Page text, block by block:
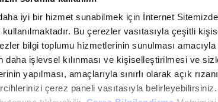
iyi bir hizmet sunabilmek için İnternet
Bu çerezler vasıtasıyla çeşitli
bilgi toplumu hizmetlerinin sunulması
daha işlevsel kılınması ve kişiselleştirilmesi ve
yapılması, amaçlarıyla sınırlı olarak açık
çerez paneli vasıtasıyla